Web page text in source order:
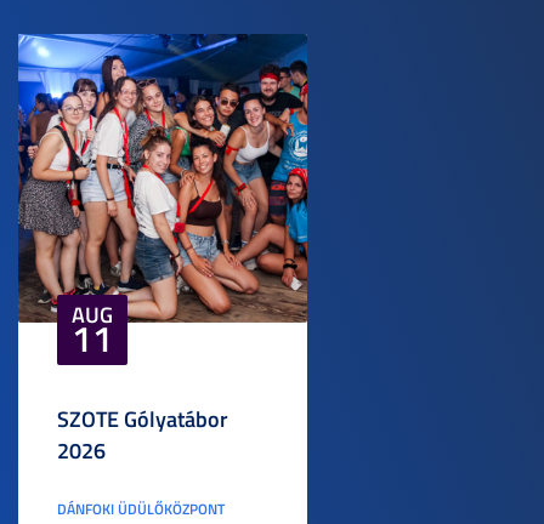
AUG
11
SZOTE Gólyatábor
2026
DÁNFOKI ÜDÜLŐKÖZPONT